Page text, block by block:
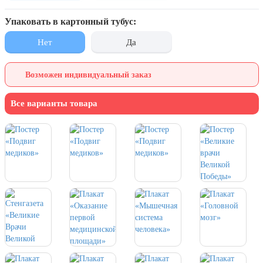
парада на Красной площади
7 ноября, День Октябрьской
революции
внутренних дел РФ
19 ноября, День Ракетных Войск и
День матери (последнее воскресенье
ноября)
контрнаступления советских войск
9 декабря, Международный день
борьбы с коррупцией
9 декабря, День Героев Отечества
Упаковать в картонный тубус:
Нет Да
Возможен индивидуальный заказ
Все варианты товара